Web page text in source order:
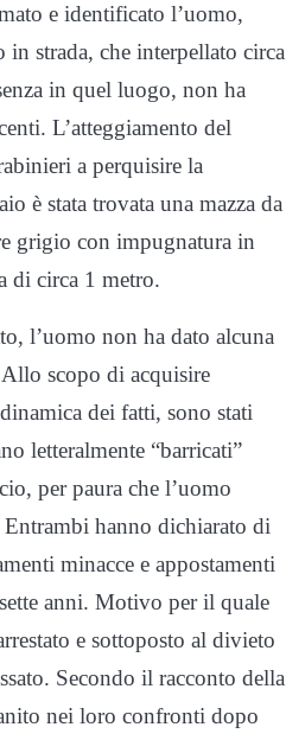
e identificato l’uomo,
in strada, che interpellato circa
in quel luogo, non ha
L’atteggiamento del
a perquisire la
è stata trovata una mazza da
grigio con impugnatura in
di circa 1 metro.
l’uomo non ha dato alcuna
scopo di acquisire
dei fatti, sono stati
letteralmente “barricati”
per paura che l’uomo
Entrambi hanno dichiarato di
minacce e appostamenti
anni. Motivo per il quale
e sottoposto al divieto
Secondo il racconto della
nei loro confronti dopo